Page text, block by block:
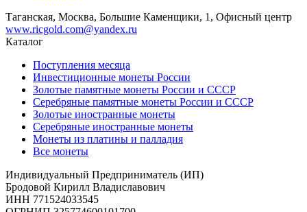
Таганская, Москва, Большие Каменщики, 1, Офисный центр
www.ricgold.com@yandex.ru
Каталог
Поступления месяца
Инвестиционные монеты России
Золотые памятные монеты России и СССР
Серебряные памятные монеты России и СССР
Золотые иностранные монеты
Серебряные иностранные монеты
Монеты из платины и палладия
Все монеты
Индивидуальный Предприниматель (ИП)
Бродовой Кирилл Владиславович
ИНН 771524033545